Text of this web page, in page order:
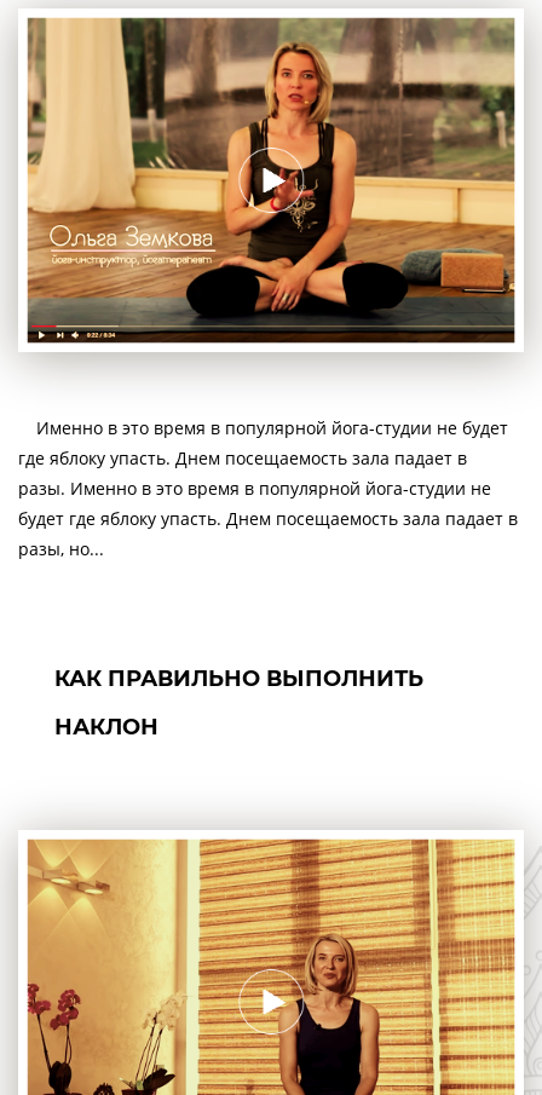
Именно в это время в популярной йога-студии не будет
где яблоку упасть. Днем посещаемость зала падает в
разы. Именно в это время в популярной йога-студии не
будет где яблоку упасть. Днем посещаемость зала падает в
разы, но...
КАК ПРАВИЛЬНО ВЫПОЛНИТЬ
НАКЛОН